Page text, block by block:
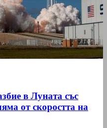
в Луната със
от скоростта на